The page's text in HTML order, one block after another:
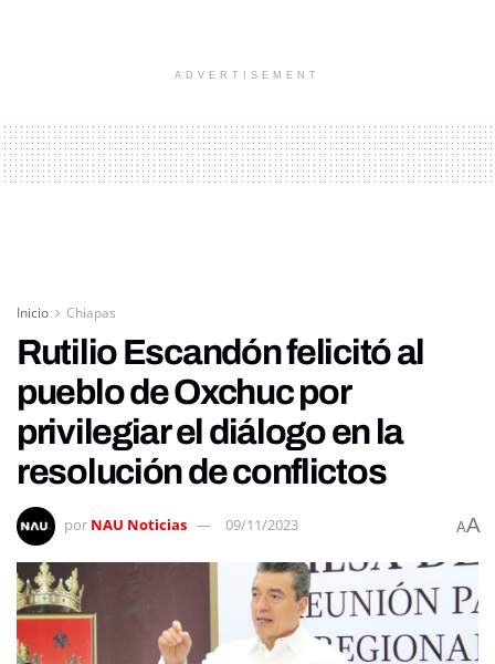
ADVERTISEMENT
Inicio Chiapas
Rutilio Escandón felicitó al
pueblo de Oxchuc por
privilegiar el diálogo en la
resolución de conflictos
por NAU Noticias 09/11/2023 AA